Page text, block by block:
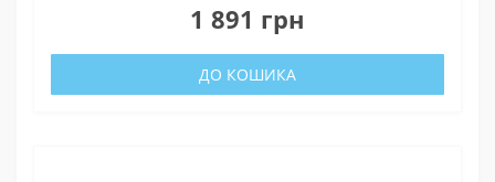
1 891 грн
ДО КОШИКА